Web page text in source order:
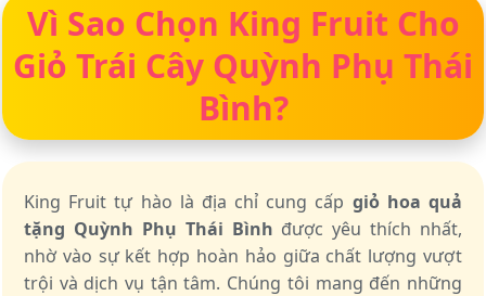
Vì Sao Chọn King Fruit Cho
Giỏ Trái Cây Quỳnh Phụ Thái
Bình?
King Fruit tự hào là địa chỉ cung cấp giỏ hoa quả
tặng Quỳnh Phụ Thái Bình được yêu thích nhất,
nhờ vào sự kết hợp hoàn hảo giữa chất lượng vượt
trội và dịch vụ tận tâm. Chúng tôi mang đến những